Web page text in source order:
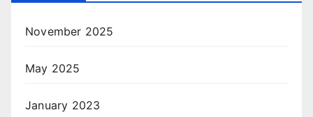
November 2025
May 2025
January 2023